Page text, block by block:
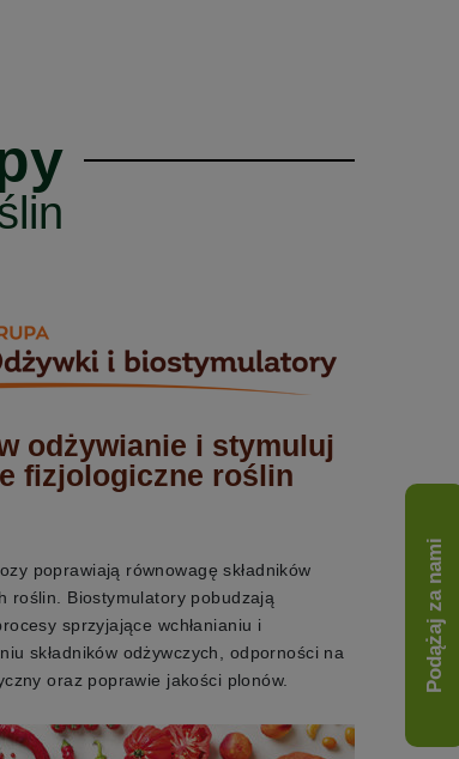
odżywianie i stymuluj
fizjologiczne roślin
poprawiają równowagę składników
roślin. Biostymulatory pobudzają
sprzyjające wchłanianiu i
składników odżywczych, odporności na
oraz poprawie jakości plonów.
Podążaj za nami